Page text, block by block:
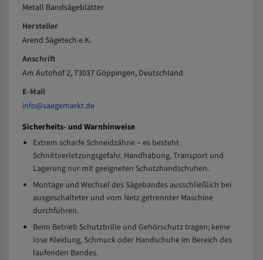
Metall Bandsägeblätter
Hersteller
Arend Sägetech e.K.
Anschrift
Am Autohof 2, 73037 Göppingen, Deutschland
E-Mail
info@saegemarkt.de
Sicherheits- und Warnhinweise
Extrem scharfe Schneidzähne – es besteht
Schnittverletzungsgefahr. Handhabung, Transport und
Lagerung nur mit geeigneten Schutzhandschuhen.
Montage und Wechsel des Sägebandes ausschließlich bei
ausgeschalteter und vom Netz getrennter Maschine
durchführen.
Beim Betrieb Schutzbrille und Gehörschutz tragen; keine
lose Kleidung, Schmuck oder Handschuhe im Bereich des
laufenden Bandes.